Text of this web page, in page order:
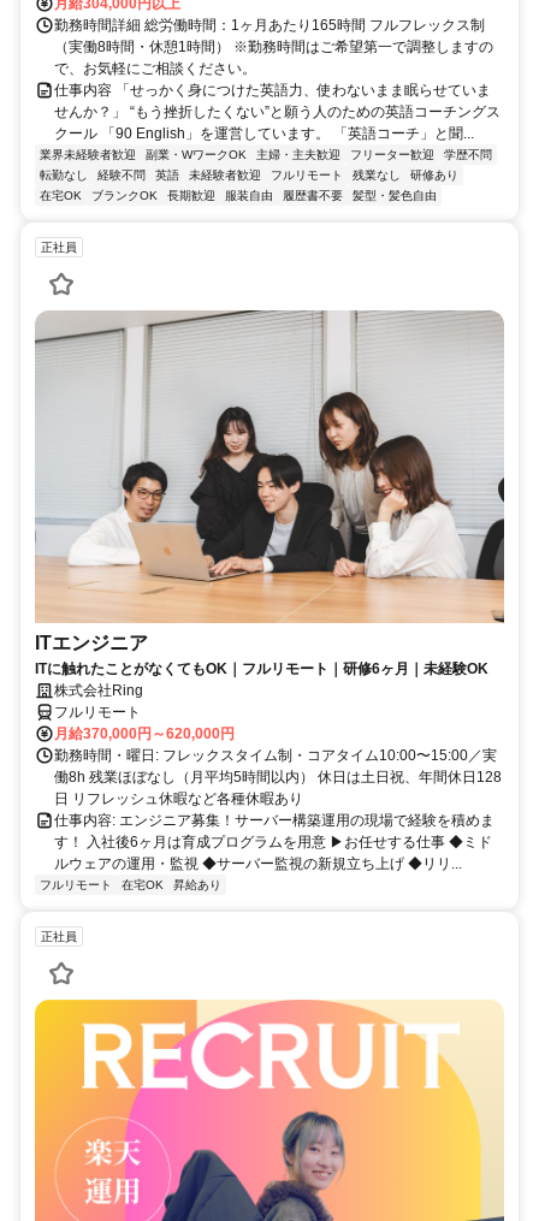
月給304,000円以上
勤務時間詳細 総労働時間：1ヶ月あたり165時間 フルフレックス制
（実働8時間・休憩1時間） ※勤務時間はご希望第一で調整しますの
で、お気軽にご相談ください。
仕事内容 「せっかく身につけた英語力、使わないまま眠らせていま
せんか？」 “もう挫折したくない”と願う人のための英語コーチングス
クール 「90 English」を運営しています。 「英語コーチ」と聞...
業界未経験者歓迎 副業・WワークOK 主婦・主夫歓迎 フリーター歓迎
学歴不問
転勤なし
経験不問 英語 未経験者歓迎 フルリモート 残業なし
研修あり
在宅OK
ブランクOK 長期歓迎 服装自由 履歴書不要 髪型・髪色自由
正社員
ITエンジニア
ITに触れたことがなくてもOK｜フルリモート｜研修6ヶ月｜未経験OK
株式会社Ring
フルリモート
月給370,000円～620,000円
勤務時間・曜日: フレックスタイム制・コアタイム10:00〜15:00／実
働8h 残業ほぼなし（月平均5時間以内） 休日は土日祝、年間休日128
日 リフレッシュ休暇など各種休暇あり
仕事内容: エンジニア募集！サーバー構築運用の現場で経験を積めま
す！ 入社後6ヶ月は育成プログラムを用意 ▶お任せする仕事 ◆ミド
ルウェアの運用・監視 ◆サーバー監視の新規立ち上げ ◆リリ...
フルリモート 在宅OK 昇給あり
正社員